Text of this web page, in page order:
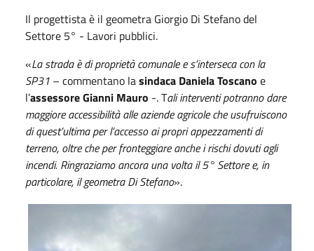
Il progettista è il geometra Giorgio Di Stefano del
Settore 5° - Lavori pubblici.
«La strada è di proprietà comunale e s’interseca con la
SP31 – commentano lasindaca Daniela Toscano e
l’assessore Gianni Mauro -. Tali interventi potranno dare
maggiore accessibilità alle aziende agricole che usufruiscono
di quest’ultima per l’accesso ai propri appezzamenti di
terreno, oltre che per fronteggiare anche i rischi dovuti agli
incendi. Ringraziamo ancora una volta il 5° Settore e, in
particolare, il geometra Di Stefano».